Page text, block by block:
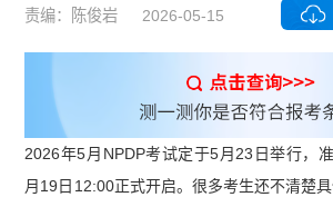
责编：陈俊岩 2026-05-15
2026年5月NPDP考试定于5月23日举行，
月19日12:00正式开启。很多考生还不清楚